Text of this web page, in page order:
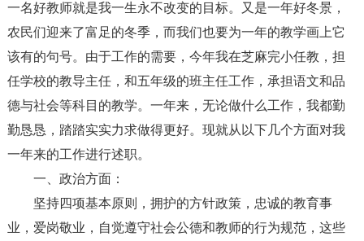
一名好教师就是我一生永不改变的目标。又是一年好冬景，
农民们迎来了富足的冬季，而我们也要为一年的教学画上它
该有的句号。由于工作的需要，今年我在芝麻完小任教，担
任学校的教导主任，和五年级的班主任工作，承担语文和品
德与社会等科目的教学。一年来，无论做什么工作，我都勤
勤恳恳，踏踏实实力求做得更好。现就从以下几个方面对我
一年来的工作进行述职。
一、政治方面：
坚持四项基本原则，拥护的方针政策，忠诚的教育事
业，爱岗敬业，自觉遵守社会公德和教师的行为规范，这些